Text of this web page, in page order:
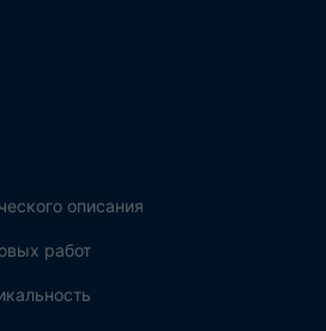
описания
работ